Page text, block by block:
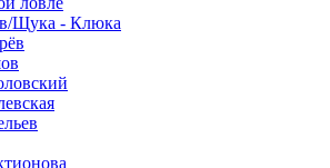
Щука - Клюка